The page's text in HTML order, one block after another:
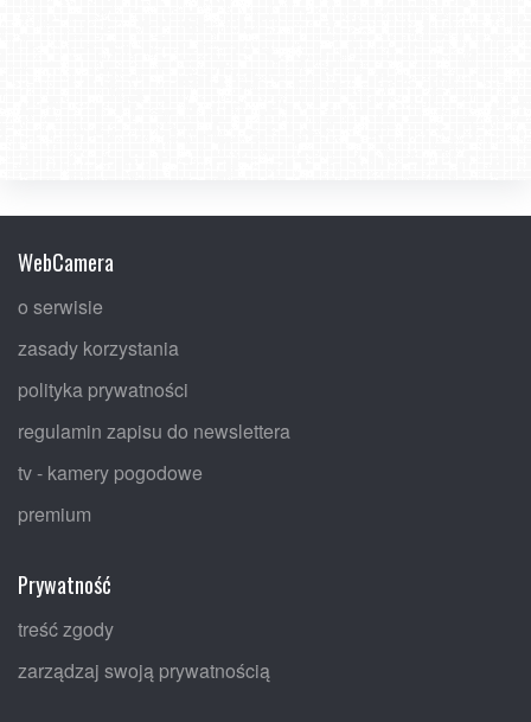
WebCamera
o serwisie
zasady korzystania
polityka prywatności
regulamin zapisu do newslettera
tv - kamery pogodowe
premium
Prywatność
treść zgody
zarządzaj swoją prywatnością